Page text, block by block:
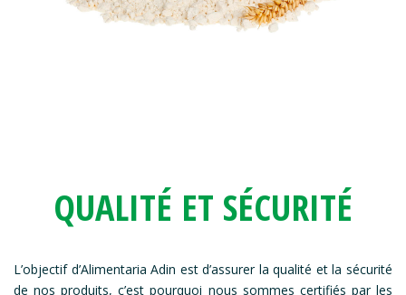
QUALITÉ ET SÉCURITÉ
L’objectif d’Alimentaria Adin est d’assurer la qualité et la sécurité
de nos produits, c’est pourquoi nous sommes certifiés par les